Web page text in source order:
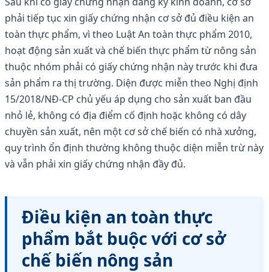
phải tiếp tục xin giấy chứng nhận cơ sở đủ điều kiện an
toàn thực phẩm, vì theo Luật An toàn thực phẩm 2010,
hoạt động sản xuất và chế biến thực phẩm từ nông sản
thuộc nhóm phải có giấy chứng nhận này trước khi đưa
sản phẩm ra thị trường. Diện được miễn theo Nghị định
15/2018/NĐ-CP chủ yếu áp dụng cho sản xuất ban đầu
nhỏ lẻ, không có địa điểm cố định hoặc không có dây
chuyền sản xuất, nên một cơ sở chế biến có nhà xưởng,
quy trình ổn định thường không thuộc diện miễn trừ này
và vẫn phải xin giấy chứng nhận đầy đủ.
Điều kiện an toàn thực
phẩm bắt buộc với cơ sở
chế biến nông sản